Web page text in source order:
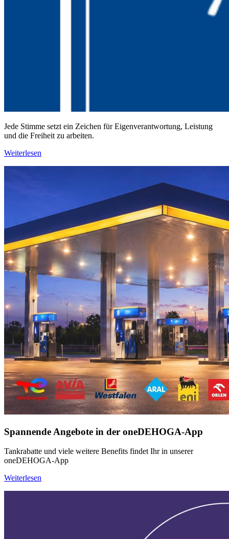
Jede Stimme setzt ein Zeichen für Eigenverantwortung, Leistung
und die Freiheit zu arbeiten.
Weiterlesen
Spannende Angebote in der oneDEHOGA-App
Tankrabatte und viele weitere Benefits findet Ihr in unserer
oneDEHOGA-App
Weiterlesen